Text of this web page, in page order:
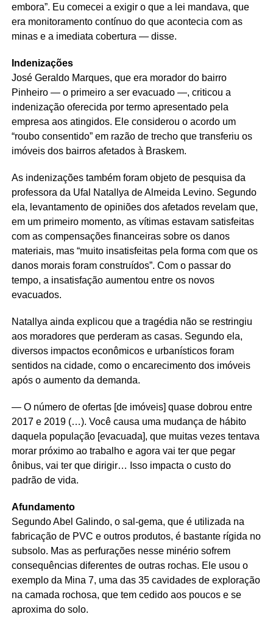
embora”. Eu comecei a exigir o que a lei mandava, que
era monitoramento contínuo do que acontecia com as
minas e a imediata cobertura — disse.
Indenizações
José Geraldo Marques, que era morador do bairro
Pinheiro — o primeiro a ser evacuado —, criticou a
indenização oferecida por termo apresentado pela
empresa aos atingidos. Ele considerou o acordo um
“roubo consentido” em razão de trecho que transferiu os
imóveis dos bairros afetados à Braskem.
As indenizações também foram objeto de pesquisa da
professora da Ufal Natallya de Almeida Levino. Segundo
ela, levantamento de opiniões dos afetados revelam que,
em um primeiro momento, as vítimas estavam satisfeitas
com as compensações financeiras sobre os danos
materiais, mas “muito insatisfeitas pela forma com que os
danos morais foram construídos”. Com o passar do
tempo, a insatisfação aumentou entre os novos
evacuados.
Natallya ainda explicou que a tragédia não se restringiu
aos moradores que perderam as casas. Segundo ela,
diversos impactos econômicos e urbanísticos foram
sentidos na cidade, como o encarecimento dos imóveis
após o aumento da demanda.
— O número de ofertas [de imóveis] quase dobrou entre
2017 e 2019 (…). Você causa uma mudança de hábito
daquela população [evacuada], que muitas vezes tentava
morar próximo ao trabalho e agora vai ter que pegar
ônibus, vai ter que dirigir… Isso impacta o custo do
padrão de vida.
Afundamento
Segundo Abel Galindo, o sal-gema, que é utilizada na
fabricação de PVC e outros produtos, é bastante rígida no
subsolo. Mas as perfurações nesse minério sofrem
consequências diferentes de outras rochas. Ele usou o
exemplo da Mina 7, uma das 35 cavidades de exploração
na camada rochosa, que tem cedido aos poucos e se
aproxima do solo.